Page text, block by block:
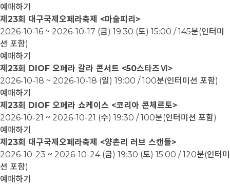
예매하기
제23회 대구국제오페라축제 <마술피리>
2026-10-16 ~ 2026-10-17 (금) 19:30 (토) 15:00 / 145분(인터미
션 포함)
예매하기
제23회 DIOF 오페라 갈라 콘서트 <50스타즈Ⅵ>
2026-10-18 ~ 2026-10-18 (일) 19:00 / 100분(인터미션 포함)
예매하기
제23회 DIOF 오페라 쇼케이스 <코리아 콘체르토>
2026-10-21 ~ 2026-10-21 (수) 19:30 / 100분(인터미션 포함)
예매하기
제23회 대구국제오페라축제 <양촌리 러브 스캔들>
2026-10-23 ~ 2026-10-24 (금) 19:30 (토) 15:00 / 120분(인터미
션 포함)
예매하기